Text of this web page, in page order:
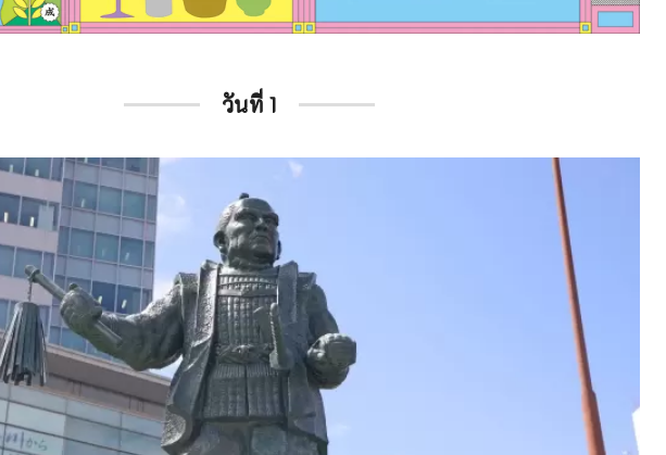
วันที่ 1